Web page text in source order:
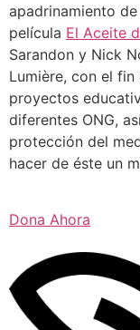
apadrinamiento
película El Aceite
Sarandon y Nick
Lumière, con el
proyectos
diferentes ONG,
protección del
hacer de éste un
Dona Ahora